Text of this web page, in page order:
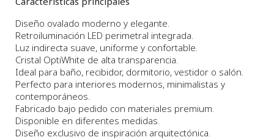
Diseño ovalado moderno y elegante.
Retroiluminación LED perimetral integrada.
Luz indirecta suave, uniforme y confortable.
Cristal OptiWhite de alta transparencia.
Ideal para baño, recibidor, dormitorio, vestidor o salón.
Perfecto para interiores modernos, minimalistas y
contemporáneos.
Fabricado bajo pedido con materiales premium.
Disponible en diferentes medidas.
Diseño exclusivo de inspiración arquitectónica.